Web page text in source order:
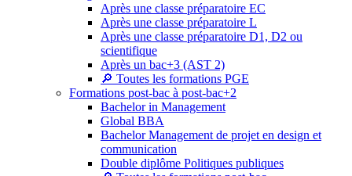
Après une classe préparatoire EC
Après une classe préparatoire L
Après une classe préparatoire D1, D2 ou
scientifique
Après un bac+3 (AST 2)
🔎 Toutes les formations PGE
Formations post-bac à post-bac+2
Bachelor in Management
Global BBA
Bachelor Management de projet en design et
communication
Double diplôme Politiques publiques